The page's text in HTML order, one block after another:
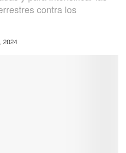
contra los
2024